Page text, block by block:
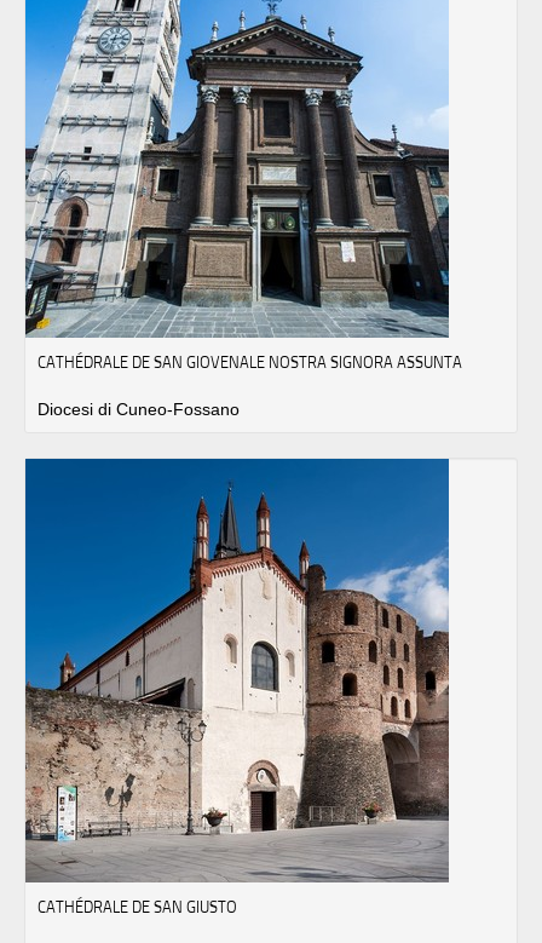
CATHÉDRALE DE SAN GIOVENALE NOSTRA SIGNORA ASSUNTA
Diocesi di Cuneo-Fossano
CATHÉDRALE DE SAN GIUSTO